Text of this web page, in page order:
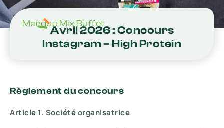
Marque Mix Buffet
Avril 2026 : Concours
Instagram – High Protein
Règlement du concours
Article 1. Société organisatrice